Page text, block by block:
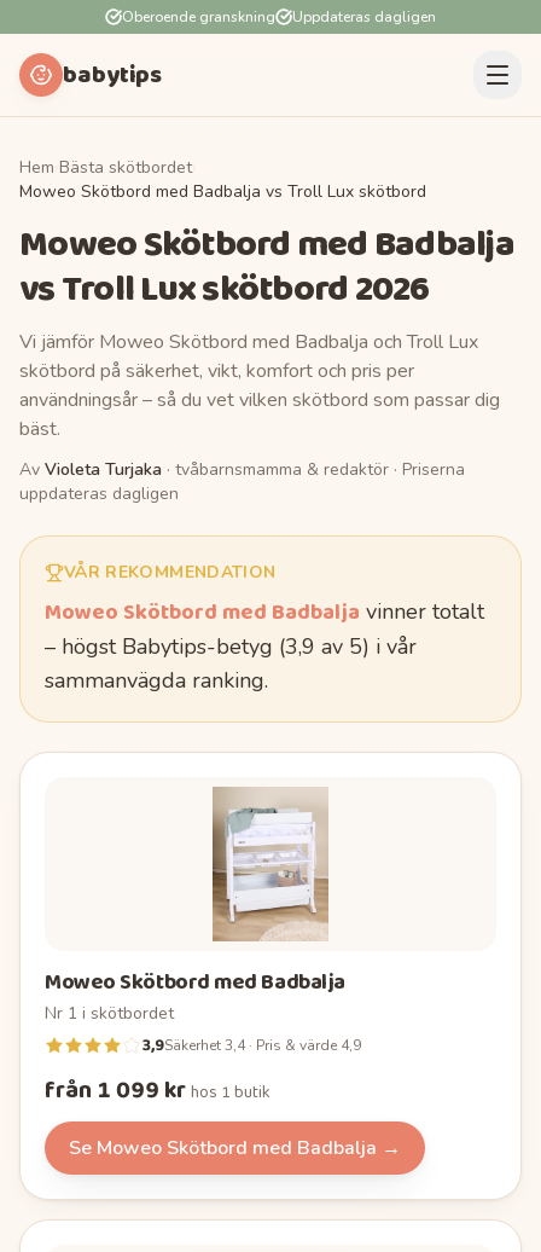
Oberoende granskning Uppdateras dagligen
babytips
Hem Bästa skötbordet›
Moweo Skötbord med Badbalja vs Troll Lux skötbord
Moweo Skötbord med Badbalja
vsTroll Lux skötbord2026
Vi jämför Moweo Skötbord med Badbalja ochTroll Lux
skötbord på säkerhet, vikt, komfort och pris per
användningsår – så du vet vilken skötbord som passar dig
bäst.
Av Violeta Turjaka · tvåbarnsmamma & redaktör · Priserna
uppdateras dagligen
VÅR REKOMMENDATION
Moweo Skötbord med Badbalja vinner totalt
– högst Babytips-betyg (3,9 av 5) i vår
sammanvägda ranking.
Moweo Skötbord med Badbalja
Nr 1 i skötbordet
3,9Säkerhet 3,4 · Pris & värde 4,9
från 1 099 krhos 1 butik
Se Moweo Skötbord med Badbalja →